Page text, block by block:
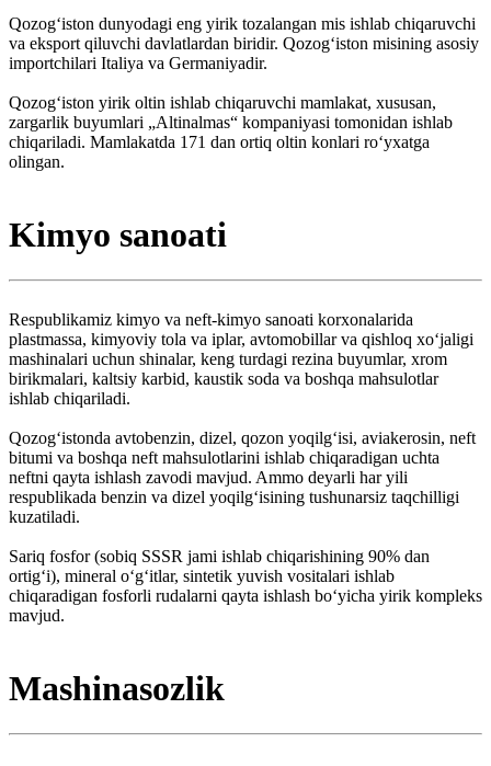
Qozogʻiston dunyodagi eng yirik tozalangan mis ishlab chiqaruvchi
va eksport qiluvchi davlatlardan biridir. Qozogʻiston misining asosiy
importchilari Italiya va Germaniyadir.
Qozogʻiston yirik oltin ishlab chiqaruvchi mamlakat, xususan,
zargarlik buyumlari „Altinalmas“ kompaniyasi tomonidan ishlab
chiqariladi. Mamlakatda 171 dan ortiq oltin konlari roʻyxatga
olingan.
Kimyo sanoati
Respublikamiz kimyo va neft-kimyo sanoati korxonalarida
plastmassa, kimyoviy tola va iplar, avtomobillar va qishloq xoʻjaligi
mashinalari uchun shinalar, keng turdagi rezina buyumlar, xrom
birikmalari, kaltsiy karbid, kaustik soda va boshqa mahsulotlar
ishlab chiqariladi.
Qozogʻistonda avtobenzin, dizel, qozon yoqilgʻisi, aviakerosin, neft
bitumi va boshqa neft mahsulotlarini ishlab chiqaradigan uchta
neftni qayta ishlash zavodi mavjud. Ammo deyarli har yili
respublikada benzin va dizel yoqilgʻisining tushunarsiz taqchilligi
kuzatiladi.
Sariq fosfor (sobiq SSSR jami ishlab chiqarishining 90% dan
ortigʻi), mineral oʻgʻitlar, sintetik yuvish vositalari ishlab
chiqaradigan fosforli rudalarni qayta ishlash boʻyicha yirik kompleks
mavjud.
Mashinasozlik